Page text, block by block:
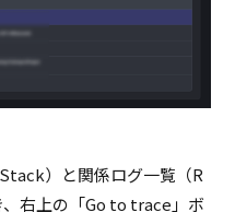
Stack）と関係ログ一覧（R
右上の「Go to trace 」ボ